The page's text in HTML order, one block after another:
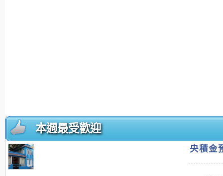
本週最受歡迎
央積金